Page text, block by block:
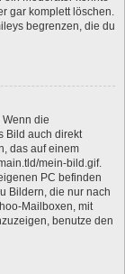
gar komplett löschen.
begrenzen, die du
die
Bild auch direkt
das auf einem
mein-bild.gif.
PC befinden
Bildern, die nur nach
Mailboxen, mit
benutze den